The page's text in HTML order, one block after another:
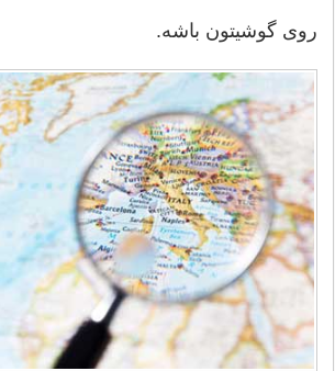
روی گوشیتون باشه.